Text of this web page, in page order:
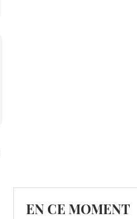
EN CE MOMENT